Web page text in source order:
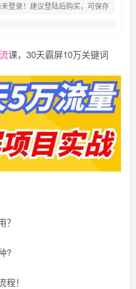
登录！建议登陆后购买，可保存
课，30天霸屏10万关键词
？
?
！